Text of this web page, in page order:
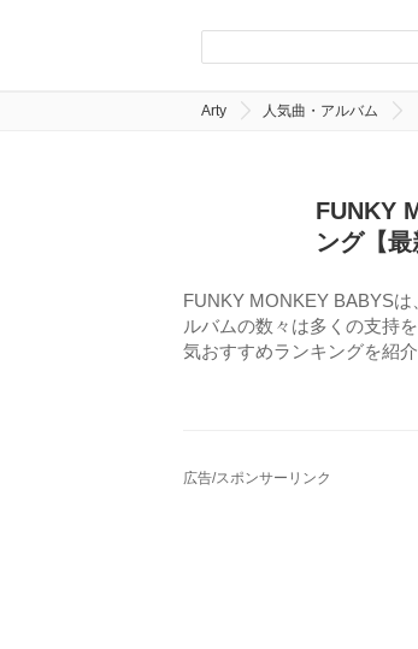
Arty 人気曲・アルバム
FUNKY
ング【最
FUNKY MONKEY BABYS
ルバムの数々は多くの支持
気おすすめランキングを紹介
広告/スポンサーリンク